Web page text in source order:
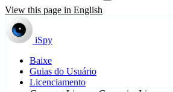
View this page in English
iSpy
Baixe
Guias do Usuário
Licenciamento